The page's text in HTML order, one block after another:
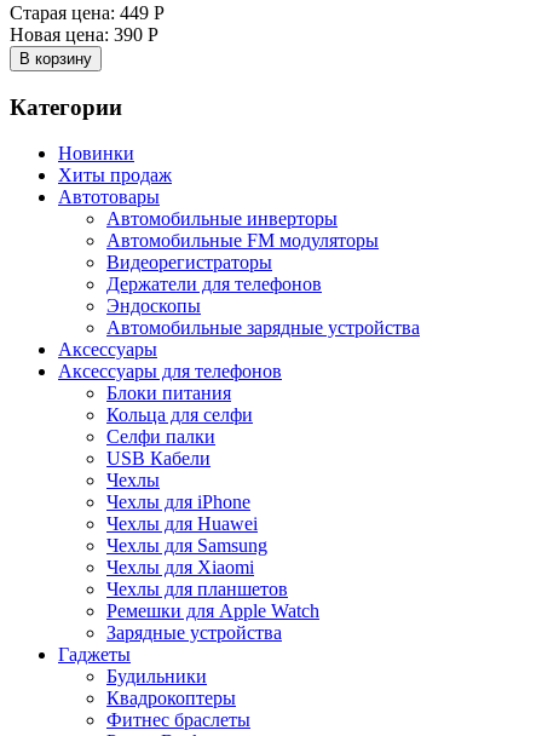
Старая цена: 449 Р
Новая цена: 390 Р
В корзину
Категории
Новинки
Хиты продаж
Автотовары
Автомобильные инверторы
Автомобильные FM модуляторы
Видеорегистраторы
Держатели для телефонов
Эндоскопы
Автомобильные зарядные устройства
Аксессуары
Аксессуары для телефонов
Блоки питания
Кольца для селфи
Селфи палки
USB Кабели
Чехлы
Чехлы для iPhone
Чехлы для Huawei
Чехлы для Samsung
Чехлы для Xiaomi
Чехлы для планшетов
Ремешки для Apple Watch
Зарядные устройства
Гаджеты
Будильники
Квадрокоптеры
Фитнес браслеты